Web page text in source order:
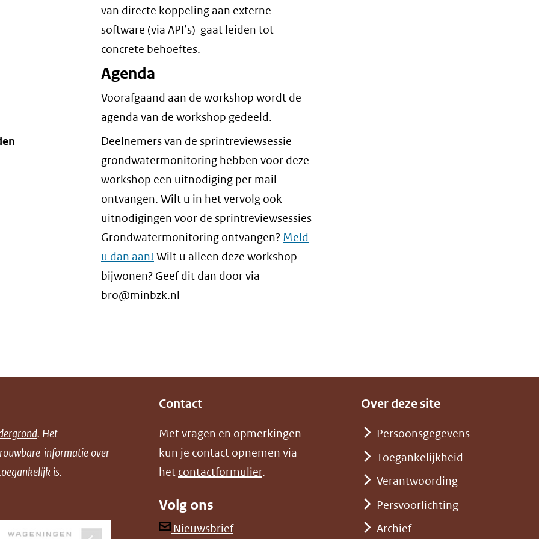
van directe koppeling aan externe
software (via API’s) gaat leiden tot
concrete behoeftes.
Agenda
Voorafgaand aan de workshop wordt de
agenda van de workshop gedeeld.
Deelnemers van de sprintreviewsessie
grondwatermonitoring hebben voor deze
workshop een uitnodiging per mail
ontvangen. Wilt u in het vervolg ook
uitnodigingen voor de sprintreviewsessies
Grondwatermonitoring ontvangen? Meld
u dan aan! Wilt u alleen deze workshop
bijwonen? Geef dit dan door via
bro@minbzk.nl
. Het
informatie over
is.
Contact
Met vragen en opmerkingen
kun je contact opnemen via
het contactformulier.
Volg ons
Nieuwsbrief(opent
Over deze site
Persoonsgegevens
Toegankelijkheid
Verantwoording
Persvoorlichting
Archief